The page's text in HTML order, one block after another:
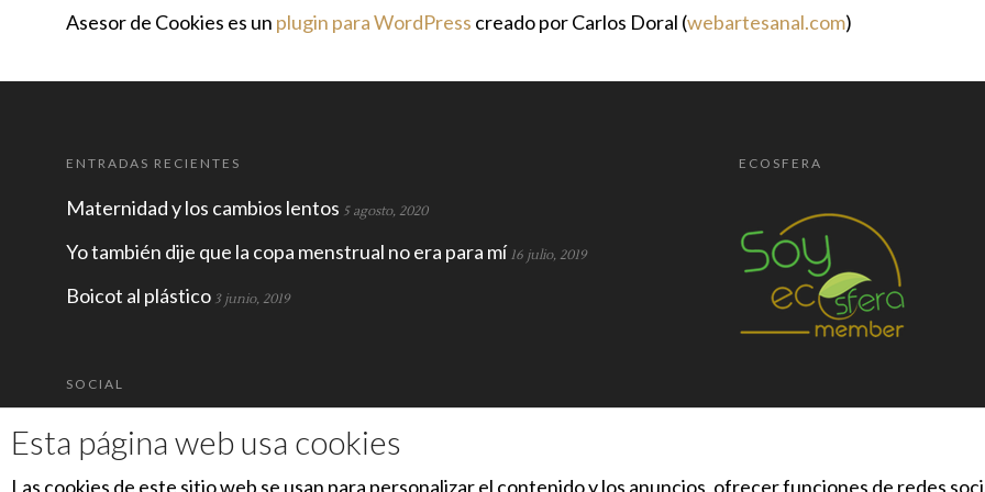
Asesor de Cookies es un plugin para WordPress creado por Carlos Doral (webartesanal.com)
ENTRADAS RECIENTES
Maternidad y los cambios lentos 5 agosto, 2020
Yo también dije que la copa menstrual no era para mí 16 julio, 2019
Boicot al plástico 3 junio, 2019
ECOSFERA
SOCIAL
Esta página web usa cookies
Las cookies de este sitio web se usan para personalizar el contenido y los anuncios, ofrecer funciones de redes